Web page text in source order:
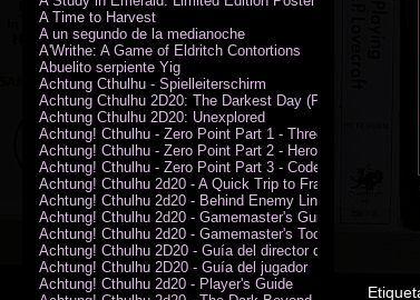
A Time to Harvest
A un segundo de la medianoche
A'Writhe: A Game of Eldritch Contortions
Abuelito serpiente Yig
Achtung Cthulhu - Spielleiterschirm
Achtung Cthulhu 2D20: The Darkest Day (PDF)
Achtung Cthulhu 2D20: Unexplored
Achtung! Cthulhu - Zero Point Part 1 - Three Kings
Achtung! Cthulhu - Zero Point Part 2 - Heroes of the Sea
Achtung! Cthulhu - Zero Point Part 3 - Code of Honour
Achtung! Cthulhu 2d20 - A Quick Trip to France (PDF)
Achtung! Cthulhu 2d20 - Behind Enemy Lines
Achtung! Cthulhu 2d20 - Gamemaster's Guide
Achtung! Cthulhu 2d20 - Gamemaster's Toolkit
Achtung! Cthulhu 2D20 - Guía del director de juego
Achtung! Cthulhu 2D20 - Guía del jugador
Achtung! Cthulhu 2d20 - Player's Guide